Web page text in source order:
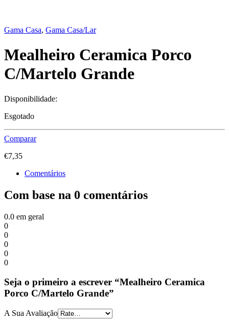
Gama Casa, Gama Casa/Lar
Mealheiro Ceramica Porco
C/Martelo Grande
Disponibilidade:
Esgotado
Comparar
€7,35
Comentários
Com base na 0 comentários
0.0 em geral
0
0
0
0
0
Seja o primeiro a escrever “Mealheiro Ceramica
Porco C/Martelo Grande”
A Sua Avaliação